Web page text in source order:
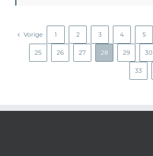
Vorige 1 2 3 4 5
25 26 27 28 29 30
33